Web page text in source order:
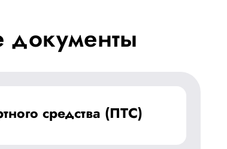
средства (ПТС)